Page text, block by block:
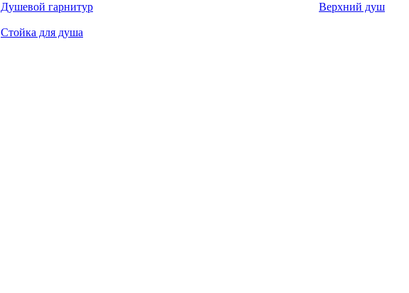
Душевой гарнитур
Стойка для душа
Верхний душ